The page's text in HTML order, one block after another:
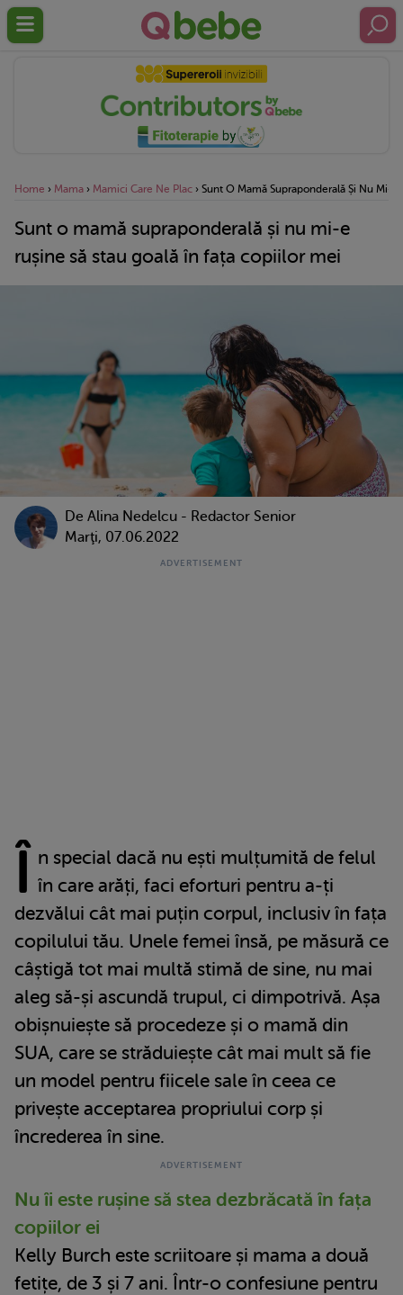
Home › Mama › Mamici Care Ne Plac › Sunt O Mamă Supraponderală Și Nu Mi-E
Sunt o mamă supraponderală și nu mi-e
rușine să stau goală în fața copiilor mei
De Alina Nedelcu - Redactor Senior
Marţi, 07.06.2022
Î n special dacă nu ești mulțumită de felul
în care arăți, faci eforturi pentru a-ți
dezvălui cât mai puțin corpul, inclusiv în fața
copilului tău. Unele femei însă, pe măsură ce
câștigă tot mai multă stimă de sine, nu mai
aleg să-și ascundă trupul, ci dimpotrivă. Așa
obișnuiește să procedeze și o mamă din
SUA, care se străduiește cât mai mult să fie
un model pentru fiicele sale în ceea ce
privește acceptarea propriului corp și
încrederea în sine.
Nu îi este rușine să stea dezbrăcată în fața
copiilor ei
Kelly Burch este scriitoare și mama a două
fetițe, de 3 și 7 ani. Într-o confesiune pentru